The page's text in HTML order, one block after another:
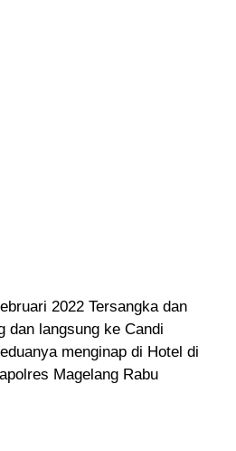
2022 Tersangka dan
dan langsung ke Candi
menginap di Hotel di
Magelang Rabu